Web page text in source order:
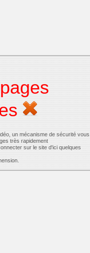
un mécanisme de sécurité vous
très rapidement
sur le site d'ici quelques